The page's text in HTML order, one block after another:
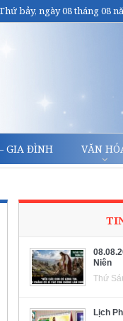
bảy, ngày 08 tháng 08
GIA ĐÌNH VĂN
Niên
Thứ
Lịch